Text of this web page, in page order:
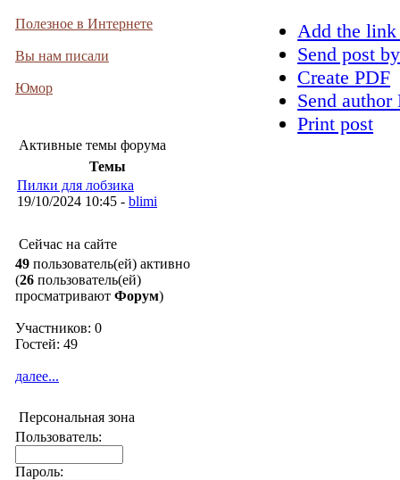
Полезное в Интернете
Вы нам писали
Юмор
Активные темы форума
Темы
Пилки для лобзика
19/10/2024 10:45 - blimi
Сейчас на сайте
49 пользователь(ей) активно
(26 пользователь(ей)
просматривают Форум)
Участников: 0
Гостей: 49
далее...
Персональная зона
Пользователь:
Пароль:
Add the
Send post
Create PDF
Send
Print post